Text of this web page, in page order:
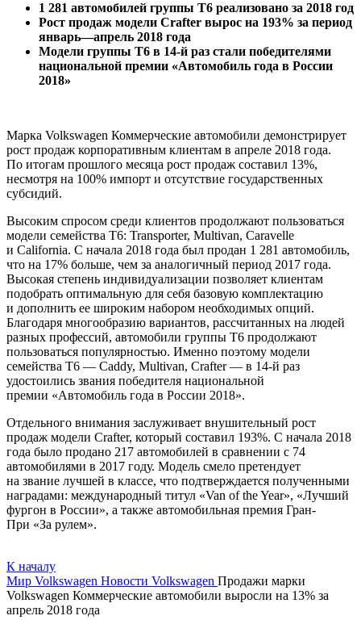
1 281 автомобилей группы Т6 реализовано за 2018 год
Рост продаж модели Crafter вырос на 193% за период
январь—апрель 2018 года
Модели группы Т6 в 14-й раз стали победителями
национальной премии «Автомобиль года в России
2018»
Марка Volkswagen Коммерческие автомобили демонстрирует
рост продаж корпоративным клиентам в апреле 2018 года.
По итогам прошлого месяца рост продаж составил 13%,
несмотря на 100% импорт и отсутствие государственных
субсидий.
Высоким спросом среди клиентов продолжают пользоваться
модели семейства Т6: Transporter, Multivan, Caravelle
и California. С начала 2018 года был продан 1 281 автомобиль,
что на 17% больше, чем за аналогичный период 2017 года.
Высокая степень индивидуализации позволяет клиентам
подобрать оптимальную для себя базовую комплектацию
и дополнить ее широким набором необходимых опций.
Благодаря многообразию вариантов, рассчитанных на людей
разных профессий, автомобили группы Т6 продолжают
пользоваться популярностью. Именно поэтому модели
семейства Т6 — Caddy, Multivan, Crafter — в 14-й раз
удостоились звания победителя национальной
премии «Автомобиль года в России 2018».
Отдельного внимания заслуживает внушительный рост
продаж модели Crafter, который составил 193%. С начала 2018
года было продано 217 автомобилей в сравнении с 74
автомобилями в 2017 году. Модель смело претендует
на звание лучшей в классе, что подтверждается полученными
наградами: международный титул «Van of the Year», «Лучший
фургон в России», а также автомобильная премия Гран-
При «За рулем».
К началу
Мир Volkswagen Новости Volkswagen Продажи марки
Volkswagen Коммерческие автомобили выросли на 13% за
апрель 2018 года